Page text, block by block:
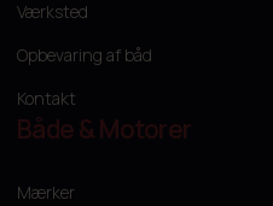
Værksted
Opbevaring af båd
Kontakt
Både & Motorer
Mærker